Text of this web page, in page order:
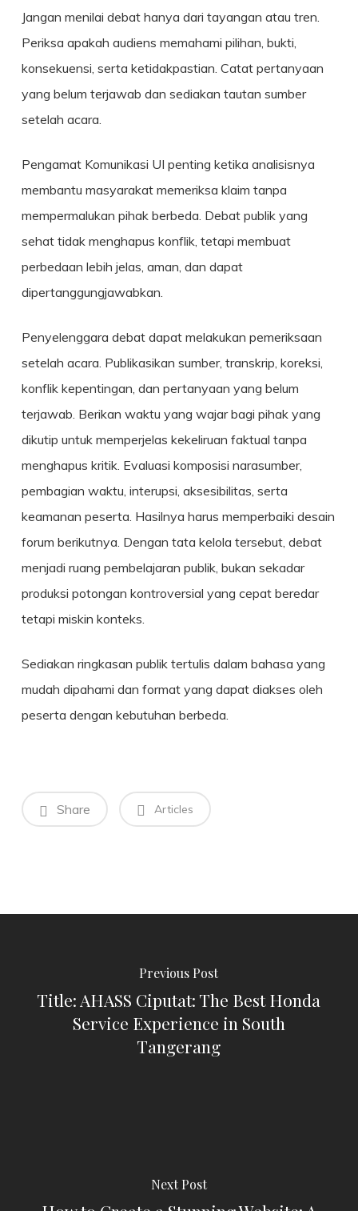
Jangan menilai debat hanya dari tayangan atau tren.
Periksa apakah audiens memahami pilihan, bukti,
konsekuensi, serta ketidakpastian. Catat pertanyaan
yang belum terjawab dan sediakan tautan sumber
setelah acara.
Pengamat Komunikasi UI penting ketika analisisnya
membantu masyarakat memeriksa klaim tanpa
mempermalukan pihak berbeda. Debat publik yang
sehat tidak menghapus konflik, tetapi membuat
perbedaan lebih jelas, aman, dan dapat
dipertanggungjawabkan.
Penyelenggara debat dapat melakukan pemeriksaan
setelah acara. Publikasikan sumber, transkrip, koreksi,
konflik kepentingan, dan pertanyaan yang belum
terjawab. Berikan waktu yang wajar bagi pihak yang
dikutip untuk memperjelas kekeliruan faktual tanpa
menghapus kritik. Evaluasi komposisi narasumber,
pembagian waktu, interupsi, aksesibilitas, serta
keamanan peserta. Hasilnya harus memperbaiki desain
forum berikutnya. Dengan tata kelola tersebut, debat
menjadi ruang pembelajaran publik, bukan sekadar
produksi potongan kontroversial yang cepat beredar
tetapi miskin konteks.
Sediakan ringkasan publik tertulis dalam bahasa yang
mudah dipahami dan format yang dapat diakses oleh
peserta dengan kebutuhan berbeda.
Share Articles
Previous Post
Title: AHASS Ciputat: The Best Honda
Service Experience in South
Tangerang
Next Post